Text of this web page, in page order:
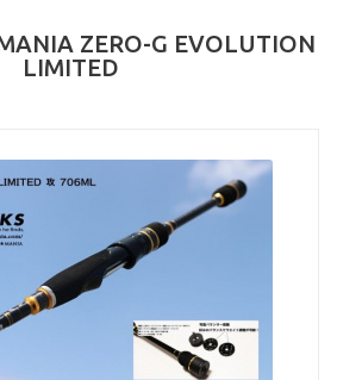
ZERO-G EVOLUTION
LIMITED